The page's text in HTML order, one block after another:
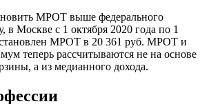
МРОТ выше федерального
в Москве с 1 октября 2020 года по 1
МРОТ в 20 361 руб. МРОТ и
теперь рассчитываются не на основе
а из медианного дохода.